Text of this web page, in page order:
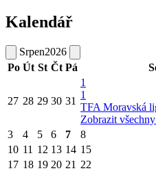
Kalendář
Srpen2026
Po Út St Čt Pá
27 28 29 30 31
1
1
TFA Moravská
Zobrazit
3 4 5 6 7 8
10 11 12 13 14 15
17 18 19 20 21 22